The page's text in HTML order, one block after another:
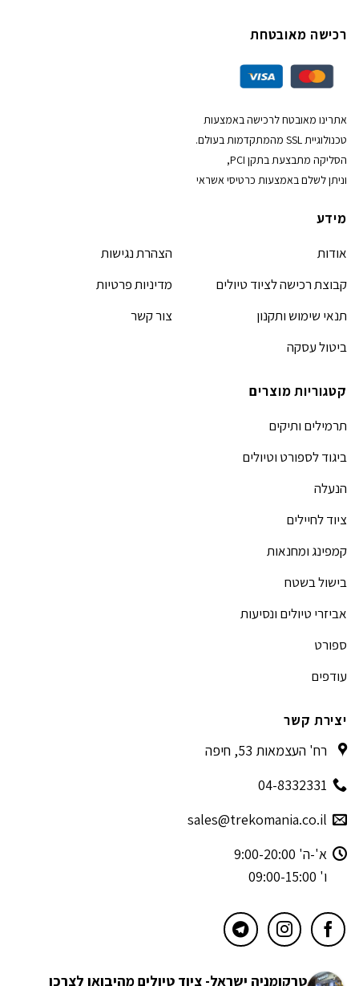
רכישה מאובטחת
אתרינו מאובטח לרכישה באמצעות
טכנולוגיית SSL מהמתקדמות בעולם.
הסליקה מתבצעת בתקן PCI,
וניתן לשלם באמצעות כרטיסי אשראי
מידע
אודות
קבוצת רכישה לציוד טיולים
תנאי שימוש ותקנון
ביטול עסקה
הצהרת נגישות
מדיניות פרטיות
צור קשר
קטגוריות מוצרים
תרמילים ותיקים
ביגוד לספורט וטיולים
הנעלה
ציוד לחיילים
קמפינג ומחנאות
בישול בשטח
אביזרי טיולים ונסיעות
ספורט
עודפים
יצירת קשר
רח' העצמאות 53, חיפה
04-8332331
sales@trekomania.co.il
א'-ה' 9:00-20:00
ו' 09:00-15:00
טרקומניה ישראל- ציוד טיולים מהיבואן לצרכן